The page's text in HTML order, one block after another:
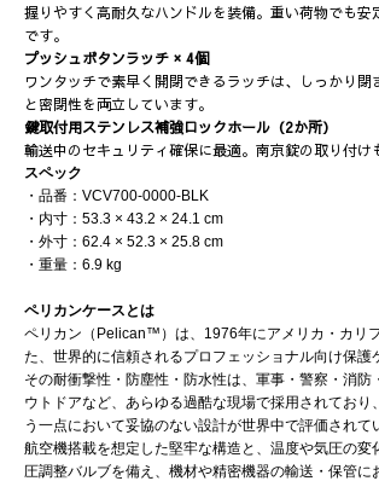
握りやすく高耐久なハンドルを装備。重い荷物でも安
です。
プッシュボタンラッチ × 4個
ワンタッチで素早く開閉できるラッチは、しっかり閉
と密閉性を両立しています。
鍵取付用ステンレス補強ロックホール（2か所）
輸送中のセキュリティ確保に最適。南京錠の取り付け
スペック
・品番：VCV700-0000-BLK
・内寸：53.3 × 43.2 × 24.1 cm
・外寸：62.4 × 52.3 × 25.8 cm
・重量：6.9 kg
ペリカンケースとは
ペリカン（Pelican™）は、1976年にアメリカ・カリ
た、世界的に信頼されるプロフェッショナル向け保護
その耐衝撃性・防塵性・防水性は、軍事・警察・消防
ウトドアなど、あらゆる過酷な現場で採用されており
う一点において妥協のない設計が世界中で評価されて
航空機搭載を想定した堅牢な構造と、温度や気圧の変
圧調整バルブを備え、機材や精密機器の輸送・保管に